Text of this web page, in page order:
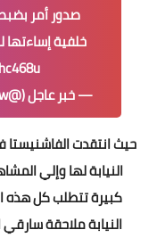
خلفية
— خبر عاجل (@Breakingkw)
حيث انتقدت
النيابة لها وإلي
كبيرة تتطلب كل هذه
النيابة ملاحقة سارقي